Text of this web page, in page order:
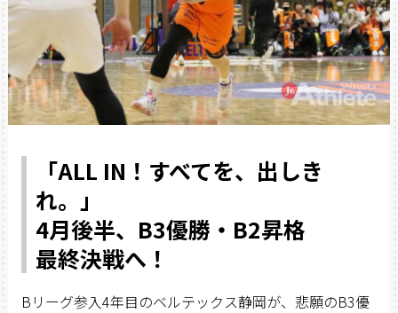
「ALL IN！すべてを、出しき
れ。」
4月後半、B3優勝・B2昇格
最終決戦へ！
Bリーグ参入4年目のベルテックス静岡が、悲願のB3優